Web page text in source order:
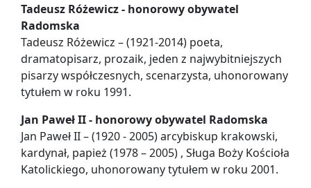
Tadeusz Różewicz - honorowy obywatel
Radomska
Tadeusz Różewicz – (1921-2014) poeta,
dramatopisarz, prozaik, jeden z najwybitniejszych
pisarzy współczesnych, scenarzysta, uhonorowany
tytułem w roku 1991.
Jan Paweł II - honorowy obywatel Radomska
Jan Paweł II – (1920 - 2005) arcybiskup krakowski,
kardynał, papież (1978 – 2005) , Sługa Boży Kościoła
Katolickiego, uhonorowany tytułem w roku 2001.